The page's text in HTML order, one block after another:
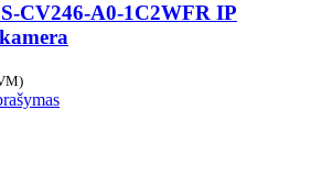
CV246-A0-1C2WFR IP